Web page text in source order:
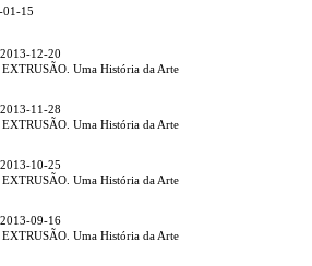
01-15
2013-12-20
EXTRUSÃO. Uma História da Arte
2013-11-28
EXTRUSÃO. Uma História da Arte
2013-10-25
EXTRUSÃO. Uma História da Arte
2013-09-16
EXTRUSÃO. Uma História da Arte